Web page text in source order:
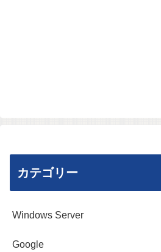
カテゴリー
Windows Server
Google